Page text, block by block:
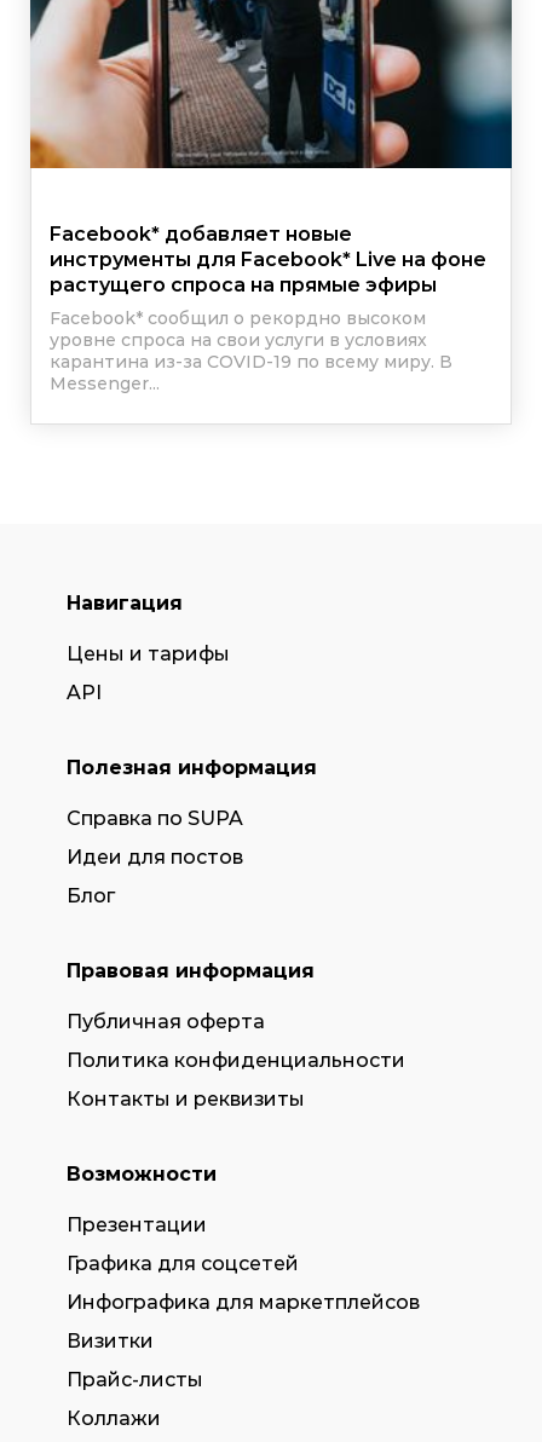
Facebook* добавляет новые
инструменты для Facebook* Live на фоне
растущего спроса на прямые эфиры
Facebook* сообщил о рекордно высоком
уровне спроса на свои услуги в условиях
карантина из-за COVID-19 по всему миру. В
Messenger...
Навигация
Цены и тарифы
API
Полезная информация
Справка по SUPA
Идеи для постов
Блог
Правовая информация
Публичная оферта
Политика конфиденциальности
Контакты и реквизиты
Возможности
Презентации
Графика для соцсетей
Инфографика для маркетплейсов
Визитки
Прайс-листы
Коллажи